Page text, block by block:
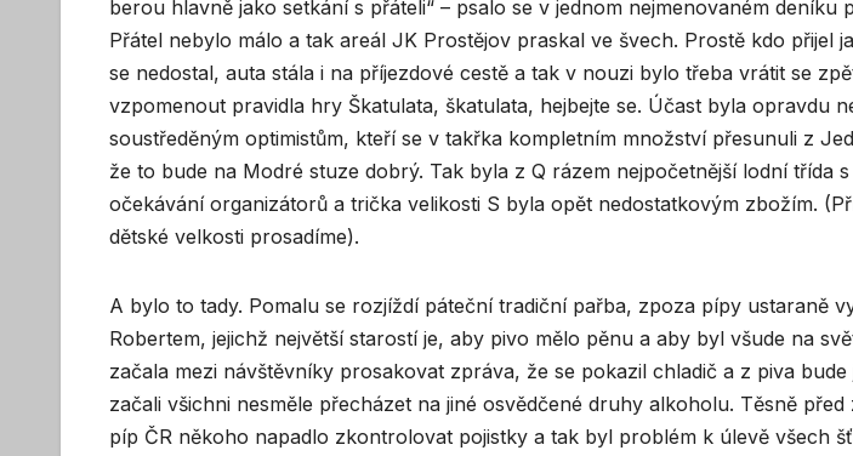
berou hlavně jako setkání s přáteli“ – psalo se v jednom nejmenovaném deníku
Přátel nebylo málo a tak areál JK Prostějov praskal ve švech. Prostě kdo přijel
se nedostal, auta stála i na příjezdové cestě a tak v nouzi bylo třeba vrátit se
vzpomenout pravidla hry Škatulata, škatulata, hejbejte se. Účast byla opravdu
soustředěným optimistům, kteří se v takřka kompletním množství přesunuli z
že to bude na Modré stuze dobrý. Tak byla z Q rázem nejpočetnější lodní třída
očekávání organizátorů a trička velikosti S byla opět nedostatkovým zbožím.
dětské velkosti prosadíme).
A bylo to tady. Pomalu se rozjíždí páteční tradiční pařba, zpoza pípy ustaraně
Robertem, jejichž největší starostí je, aby pivo mělo pěnu a aby byl všude na
začala mezi návštěvníky prosakovat zpráva, že se pokazil chladič a z piva
začali všichni nesměle přecházet na jiné osvědčené druhy alkoholu. Těsně
píp ČR někoho napadlo zkontrolovat pojistky a tak byl problém k úlevě všech